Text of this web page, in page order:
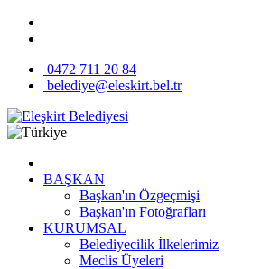
0472 711 20 84
belediye@eleskirt.bel.tr
BAŞKAN
Başkan'ın Özgeçmişi
Başkan'ın Fotoğrafları
KURUMSAL
Belediyecilik İlkelerimiz
Meclis Üyeleri